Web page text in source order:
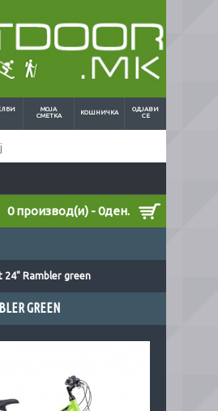
МОЈА
СМЕТКА
КОШНИЧКА
ОДЈАВИ
СЕ
0 производ(и) - 0ден.
24" Rambler green
GREEN